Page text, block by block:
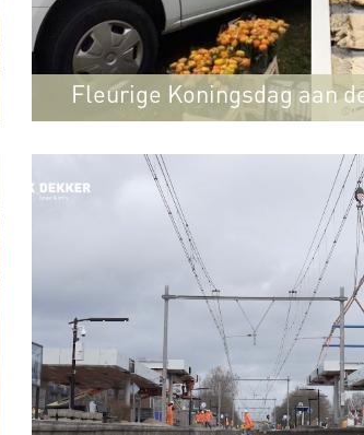
Fleurige Koningsdag aan